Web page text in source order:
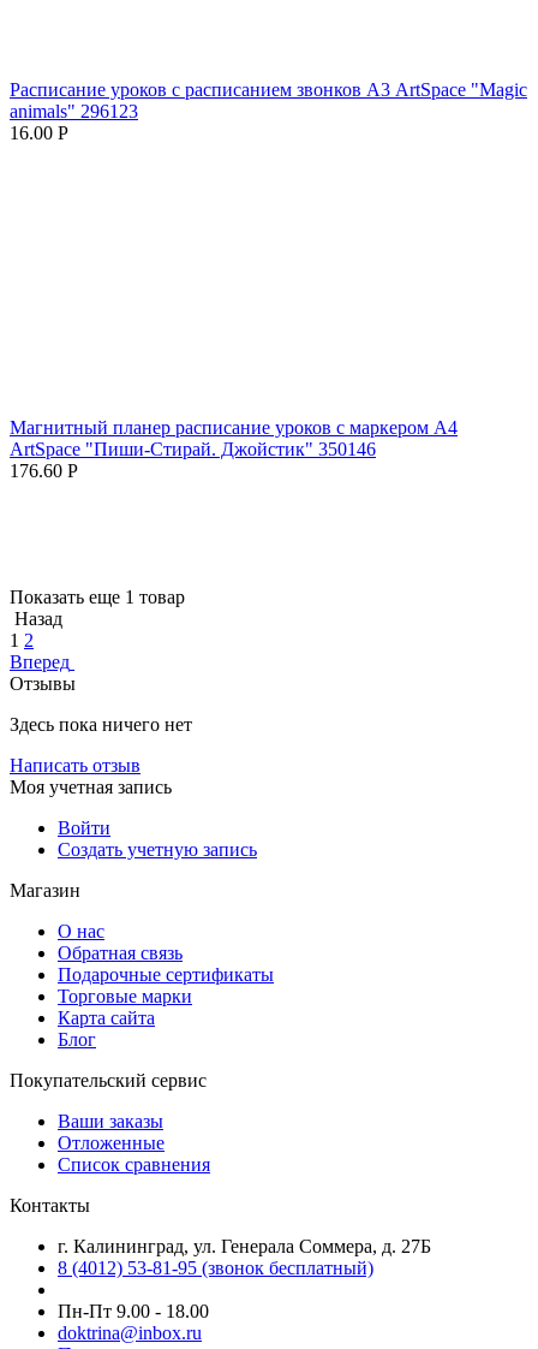
Расписание уроков с расписанием звонков А3 ArtSpace "Magic
animals" 296123
16.00 Р
Магнитный планер расписание уроков с маркером А4
ArtSpace "Пиши-Стирай. Джойстик" 350146
176.60 Р
Показать еще 1 товар
Назад
1 2
Вперед
Отзывы
Здесь пока ничего нет
Написать отзыв
Моя учетная запись
Войти
Создать учетную запись
Магазин
О нас
Обратная связь
Подарочные сертификаты
Торговые марки
Карта сайта
Блог
Покупательский сервис
Ваши заказы
Отложенные
Список сравнения
Контакты
г. Калининград, ул. Генерала Соммера, д. 27Б
8 (4012) 53-81-95 (звонок бесплатный)
Пн-Пт 9.00 - 18.00
doktrina@inbox.ru